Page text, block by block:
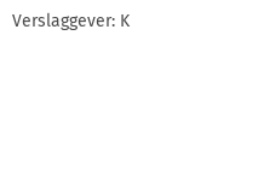
Verslaggever: K